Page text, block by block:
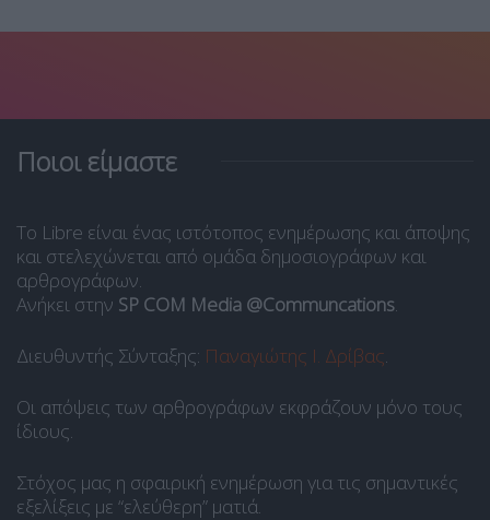
Ποιοι είμαστε
Το Libre είναι ένας ιστότοπος ενημέρωσης και άποψης
και στελεχώνεται από ομάδα δημοσιογράφων και
αρθρογράφων.
Ανήκει στην SP COM Media @Communcations
Διευθυντής Σύνταξης: Παναγιώτης Ι. Δρίβας
Οι απόψεις των αρθρογράφων εκφράζουν μόνο τους
ίδιους.
Στόχος μας η σφαιρική ενημέρωση για τις σημαντικές
εξελίξεις με “ελεύθερη” ματιά.